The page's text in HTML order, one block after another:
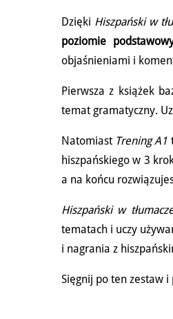
Dzięki Hiszpański w t
poziomie
objaśnieniami i
Pierwsza z książek
temat gramatyczny.
Natomiast Trening A1
hiszpańskiego w 3
a na końcu
Hiszpański w
tematach i uczy
i nagrania z
Sięgnij po ten zestaw